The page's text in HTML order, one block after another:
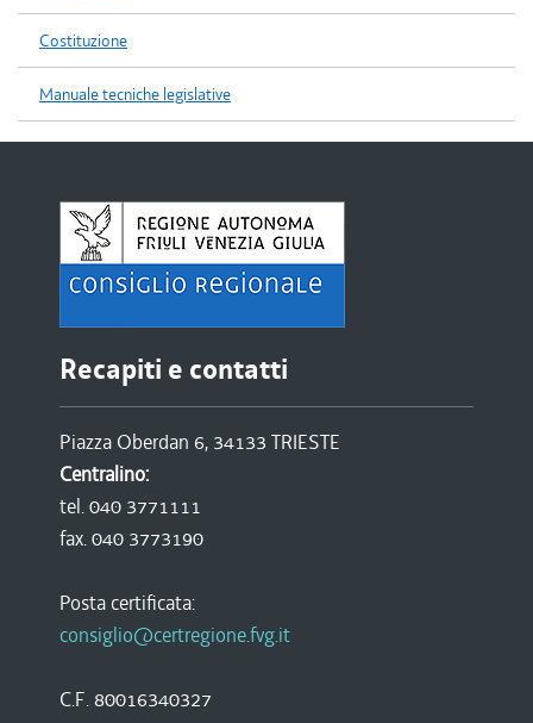
Costituzione
Manuale tecniche legislative
Recapiti e contatti
Piazza Oberdan 6, 34133 TRIESTE
Centralino:
tel. 040 3771111
fax. 040 3773190
Posta certificata:
consiglio@certregione.fvg.it
C.F. 80016340327